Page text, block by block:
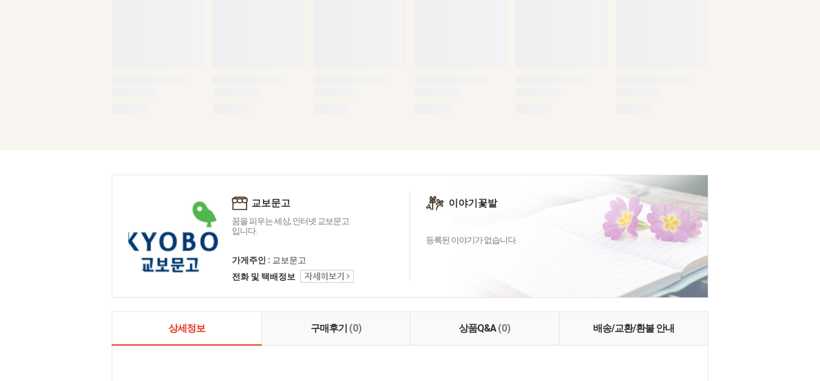
교보문고
꿈을 피우는 세상, 인터넷 교보문고
입니다.
가게주인 : 교보문고
전화 및 택배정보
이야기꽃밭
등록된 이야기가 없습니다.
상세정보 구매후기 (0) 상품Q&A(0) 배송/교환/환불 안내